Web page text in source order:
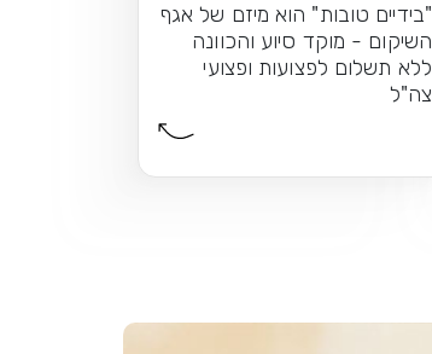
"בידיים טובות" הוא מיזם של אגף
השיקום - מוקד סיוע והכוונה
ללא תשלום לפצועות ופצועי
צה"ל